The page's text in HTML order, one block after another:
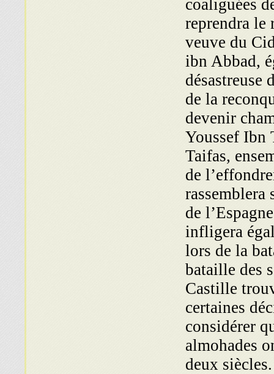
coaliguées
reprendra le
veuve du
ibn Abbad,
désastreuse
de la
devenir
Youssef Ibn
Taifas,
de
rassemblera
de
infligera
lors de la
bataille des
Castille
certaines
considérer
almohades
deux siècles.